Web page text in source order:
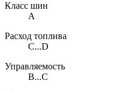
Класс шин
A
Расход топлива
C...D
Управляемость
B...C